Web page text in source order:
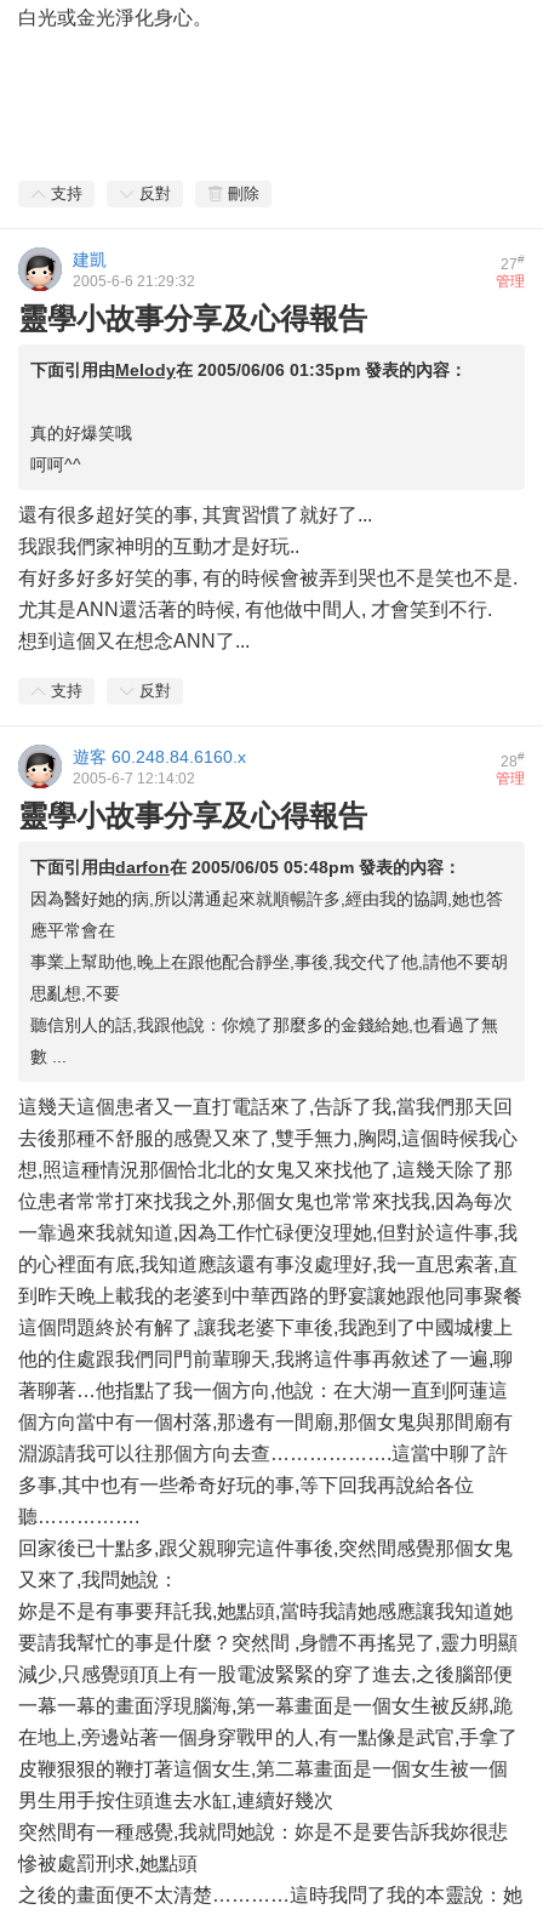
白光或金光淨化身心。
支持 反對 刪除
27#
建凱
管理
2005-6-6 21:29:32
靈學小故事分享及心得報告
下面引用由Melody在 2005/06/06 01:35pm 發表的內容：
真的好爆笑哦
呵呵^^
還有很多超好笑的事, 其實習慣了就好了...
我跟我們家神明的互動才是好玩..
有好多好多好笑的事, 有的時候會被弄到哭也不是笑也不是.
尤其是ANN還活著的時候, 有他做中間人, 才會笑到不行.
想到這個又在想念ANN了...
支持 反對
28#
遊客 60.248.84.6160.x
管理
2005-6-7 12:14:02
靈學小故事分享及心得報告
下面引用由darfon在 2005/06/05 05:48pm 發表的內容：
因為醫好她的病,所以溝通起來就順暢許多,經由我的協調,她也答
應平常會在
事業上幫助他,晚上在跟他配合靜坐,事後,我交代了他,請他不要胡
思亂想,不要
聽信別人的話,我跟他說：你燒了那麼多的金錢給她,也看過了無
數 ...
這幾天這個患者又一直打電話來了,告訴了我,當我們那天回
去後那種不舒服的感覺又來了,雙手無力,胸悶,這個時候我心
想,照這種情況那個恰北北的女鬼又來找他了,這幾天除了那
位患者常常打來找我之外,那個女鬼也常常來找我,因為每次
一靠過來我就知道,因為工作忙碌便沒理她,但對於這件事,我
的心裡面有底,我知道應該還有事沒處理好,我一直思索著,直
到昨天晚上載我的老婆到中華西路的野宴讓她跟他同事聚餐
這個問題終於有解了,讓我老婆下車後,我跑到了中國城樓上
他的住處跟我們同門前輩聊天,我將這件事再敘述了一遍,聊
著聊著…他指點了我一個方向,他說：在大湖一直到阿蓮這
個方向當中有一個村落,那邊有一間廟,那個女鬼與那間廟有
淵源請我可以往那個方向去查……………….這當中聊了許
多事,其中也有一些希奇好玩的事,等下回我再說給各位
聽…………….
回家後已十點多,跟父親聊完這件事後,突然間感覺那個女鬼
又來了,我問她說：
妳是不是有事要拜託我,她點頭,當時我請她感應讓我知道她
要請我幫忙的事是什麼？突然間 ,身體不再搖晃了,靈力明顯
減少,只感覺頭頂上有一股電波緊緊的穿了進去,之後腦部便
一幕一幕的畫面浮現腦海,第一幕畫面是一個女生被反綁,跪
在地上,旁邊站著一個身穿戰甲的人,有一點像是武官,手拿了
皮鞭狠狠的鞭打著這個女生,第二幕畫面是一個女生被一個
男生用手按住頭進去水缸,連續好幾次
突然間有一種感覺,我就問她說：妳是不是要告訴我妳很悲
慘被處罰刑求,她點頭
之後的畫面便不太清楚…………這時我問了我的本靈說：她